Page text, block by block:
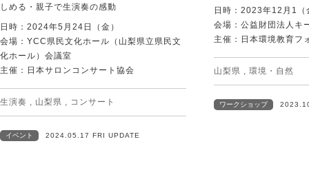
しめる・親子で生演奏の感動
日時：2024年5月24日（金）
会場：YCC県民文化ホール（山梨県立県民文
化ホール）会議室
主催：日本サロンコンサート協会
生演奏 , 山梨県 , コンサート
イベント 2024.05.17 FRI UPDATE
日時：2023年12月1（
会場：公益財団法人
主催：日本環境教育フ
山梨県 , 環境・自然
ワークショップ